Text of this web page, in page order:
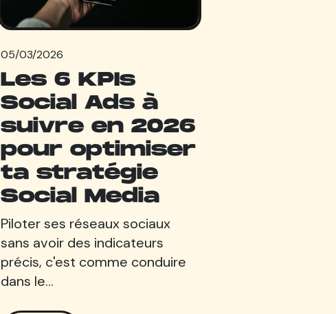
05/03/2026
Les 6 KPIs
Social Ads à
suivre en 2026
pour optimiser
ta stratégie
Social Media
Piloter ses réseaux sociaux
sans avoir des indicateurs
précis, c'est comme conduire
dans le…